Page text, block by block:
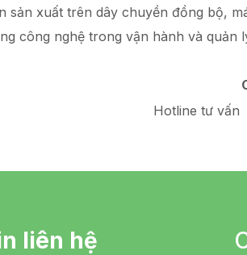
sản xuất trên dây chuyền đồng bộ,
công nghệ trong vận hành và quản
Hotline tư vấn
liên hệ